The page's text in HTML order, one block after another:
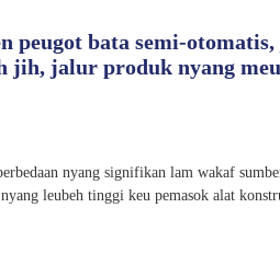
peugot bata semi-
jih, jalur produk nyang
nyang signifikan lam wakaf
leubeh tinggi keu pemasok alat